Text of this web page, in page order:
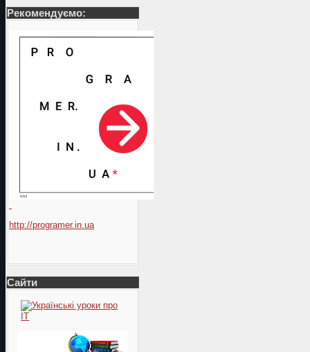
Рекомендуємо:
http://programer.in.ua
Сайти